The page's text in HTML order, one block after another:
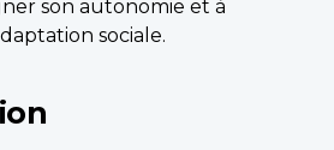
son autonomie et à
sociale.